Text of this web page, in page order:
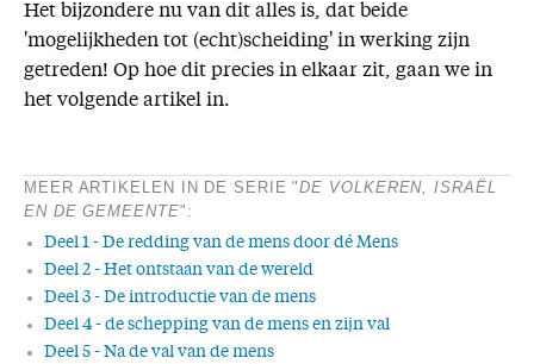
Het bijzondere nu van dit alles is, dat beide
'mogelijkheden tot (echt)scheiding' in werking zijn
getreden! Op hoe dit precies in elkaar zit, gaan we in
het volgende artikel in.
MEER ARTIKELEN IN DE SERIE "DE VOLKEREN, ISRAËL
EN DE GEMEENTE":
Deel 1 - De redding van de mens door dé Mens
Deel 2 - Het ontstaan van de wereld
Deel 3 - De introductie van de mens
Deel 4 - de schepping van de mens en zijn val
Deel 5 - Na de val van de mens